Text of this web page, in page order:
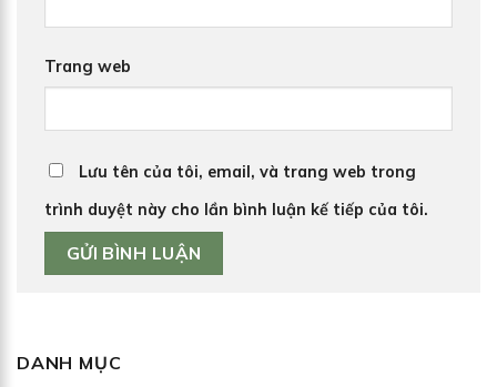
Trang web
Lưu tên của tôi, email, và trang web trong
trình duyệt này cho lần bình luận kế tiếp của tôi.
DANH MỤC